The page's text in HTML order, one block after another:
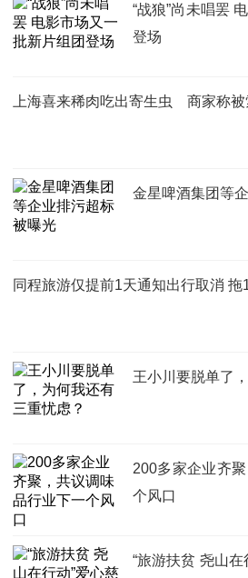
“战狼”尚未唱罢
登场
上海喜来稀肉吃出寄生虫 商家称
金星啤酒集团等
同程旅游仅提前1天通知出行取消 拖
王小川要脱单了
200多家企业齐
个风口
“旅游扶贫 尧山